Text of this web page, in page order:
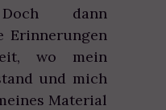
Doch dann
Erinnerungen
wo mein
und mich
Material